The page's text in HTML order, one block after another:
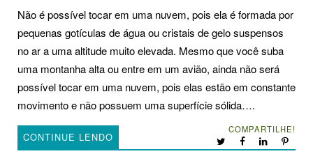
Não é possível tocar em uma nuvem, pois ela é formada por
pequenas gotículas de água ou cristais de gelo suspensos
no ar a uma altitude muito elevada. Mesmo que você suba
uma montanha alta ou entre em um avião, ainda não será
possível tocar em uma nuvem, pois elas estão em constante
movimento e não possuem uma superfície sólida….
CONTINUE LENDO
COMPARTILHE!